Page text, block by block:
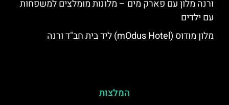
ורנה מלון עם פארק מים – מלונות מומלצים למשפחות
עם ילדים
מלון מודוס (mOdus Hotel) ליד בית חב"ד ורנה
המלצות